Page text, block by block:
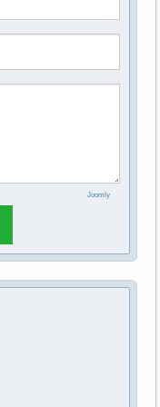
Российской
граждан в
Joomly